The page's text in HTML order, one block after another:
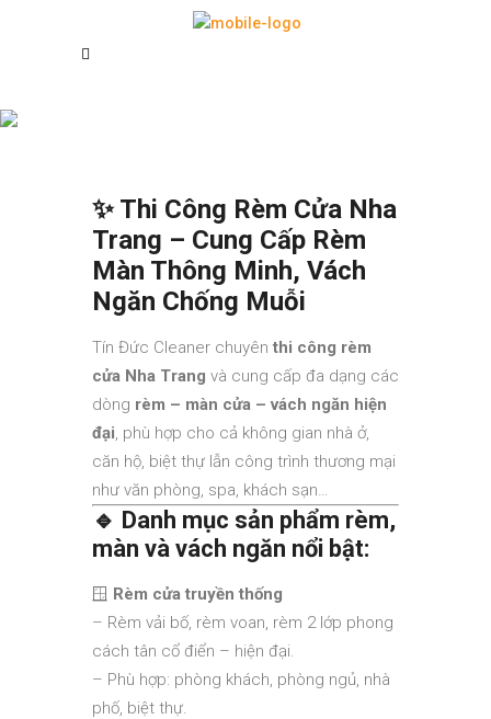
✨ Thi Công Rèm Cửa Nha
Trang – Cung Cấp Rèm
Màn Thông Minh, Vách
Ngăn Chống Muỗi
Tín Đức Cleaner chuyên thi công rèm
cửa Nha Trang và cung cấp đa dạng các
dòng rèm – màn cửa – vách ngăn hiện
đại, phù hợp cho cả không gian nhà ở,
căn hộ, biệt thự lẫn công trình thương mại
như văn phòng, spa, khách sạn…
🔹 Danh mục sản phẩm rèm,
màn và vách ngăn nổi bật:
🪟 Rèm cửa truyền thống
– Rèm vải bố, rèm voan, rèm 2 lớp phong
cách tân cổ điển – hiện đại.
– Phù hợp: phòng khách, phòng ngủ, nhà
phố, biệt thự.